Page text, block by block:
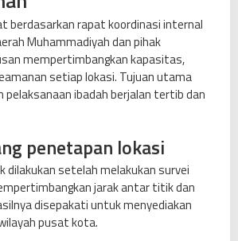
berdasarkan rapat koordinasi internal
Muhammadiyah dan pihak
mempertimbangkan kapasitas,
setiap lokasi. Tujuan utama
ibadah berjalan tertib dan
penetapan lokasi
setelah melakukan survei
jarak antar titik dan
disepakati untuk menyediakan
pusat kota.